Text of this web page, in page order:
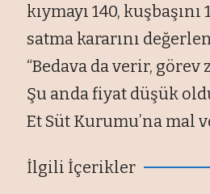
kıymayı 140,
satma kararını
“Bedava da verir, görev
Şu anda fiyat düşük
Et Süt Kurumu’na mal
İlgili İçerikler